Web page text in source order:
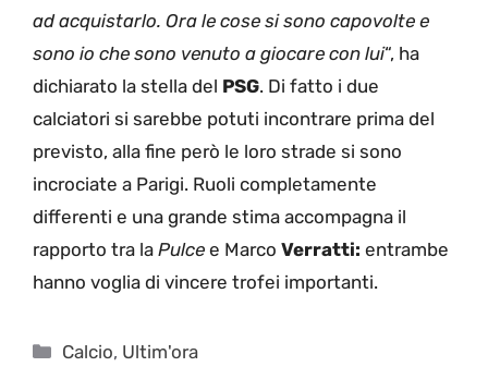
ad acquistarlo. Ora le cose si sono capovolte e
sono io che sono venuto a giocare con lui“, ha
dichiarato la stella del PSG. Di fatto i due
calciatori si sarebbe potuti incontrare prima del
previsto, alla fine però le loro strade si sono
incrociate a Parigi. Ruoli completamente
differenti e una grande stima accompagna il
rapporto tra la Pulce e Marco Verratti: entrambe
hanno voglia di vincere trofei importanti.
Categorie
Calcio, Ultim'ora